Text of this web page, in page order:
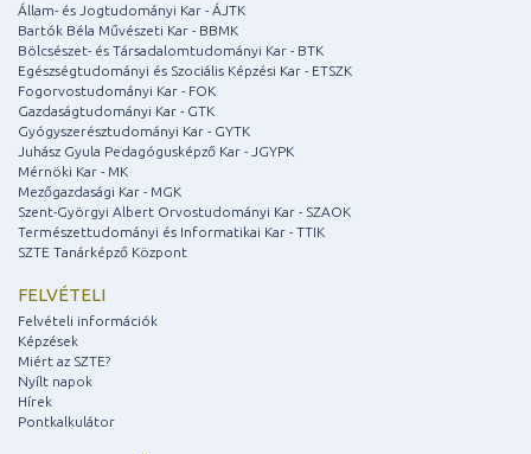
Állam- és Jogtudományi Kar - ÁJTK
Bartók Béla Művészeti Kar - BBMK
Bölcsészet- és Társadalomtudományi Kar - BTK
Egészségtudományi és Szociális Képzési Kar - ETSZK
Fogorvostudományi Kar - FOK
Gazdaságtudományi Kar - GTK
Gyógyszerésztudományi Kar - GYTK
Juhász Gyula Pedagógusképző Kar - JGYPK
Mérnöki Kar - MK
Mezőgazdasági Kar - MGK
Szent-Györgyi Albert Orvostudományi Kar - SZAOK
Természettudományi és Informatikai Kar - TTIK
SZTE Tanárképző Központ
FELVÉTELI
Felvételi információk
Képzések
Miért az SZTE?
Nyílt napok
Hírek
Pontkalkulátor